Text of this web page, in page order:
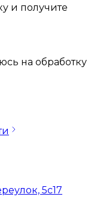
и получите
на обработку
5с17